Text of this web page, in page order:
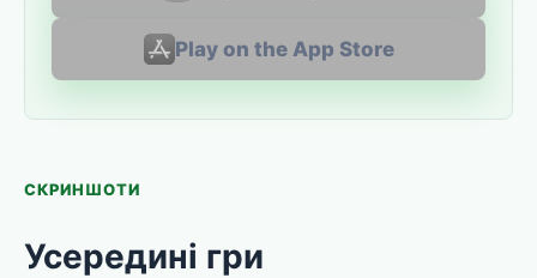
Play on the App Store
СКРИНШОТИ
Усередині гри